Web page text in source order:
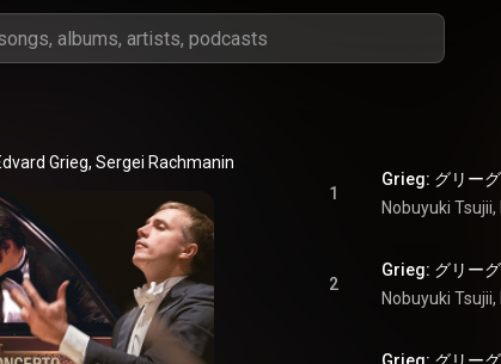
Grieg, Sergei Rachmaninoff
1
Nobuyuki Tsujii,
2
Nobuyuki Tsujii,